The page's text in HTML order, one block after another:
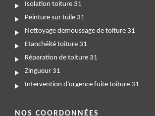
Isolation toiture 31
Peinture sur tuile 31
Nettoyage demoussage de toiture 31
Etanchéité toiture 31
Réparation de toiture 31
Zingueur 31
Intervention d'urgence fuite toiture 31
NOS COORDONNÉES